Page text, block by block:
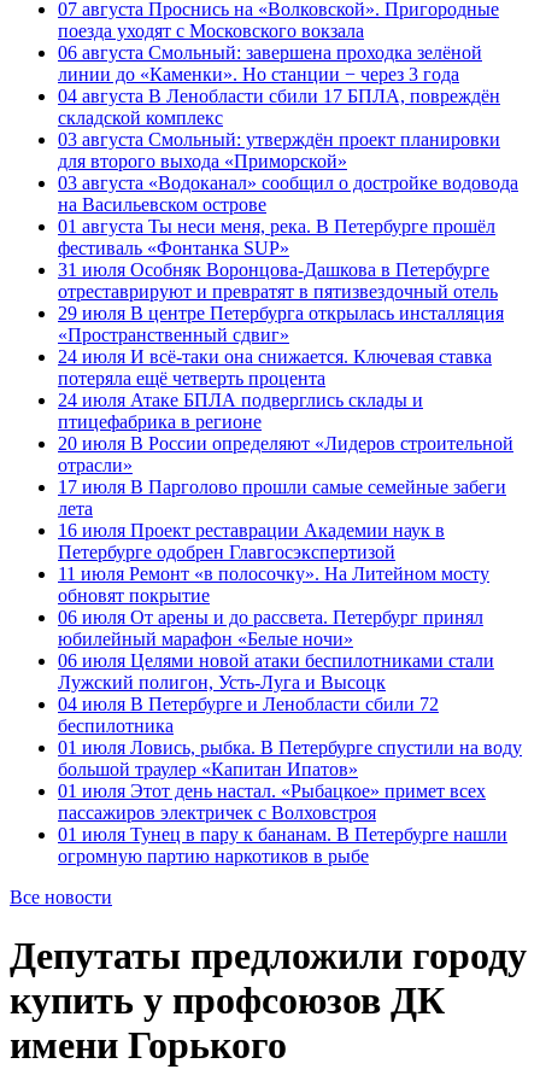
07 августа Проснись на «Волковской». Пригородные
поезда уходят с Московского вокзала
06 августа Смольный: завершена проходка зелёной
линии до «Каменки». Но станции − через 3 года
04 августа В Ленобласти сбили 17 БПЛА, повреждён
складской комплекс
03 августа Смольный: утверждён проект планировки
для второго выхода «Приморской»
03 августа «Водоканал» сообщил о достройке водовода
на Васильевском острове
01 августа Ты неси меня, река. В Петербурге прошёл
фестиваль «Фонтанка SUP»
31 июля Особняк Воронцова-Дашкова в Петербурге
отреставрируют и превратят в пятизвездочный отель
29 июля В центре Петербурга открылась инсталляция
«Пространственный сдвиг»
24 июля И всё-таки она снижается. Ключевая ставка
потеряла ещё четверть процента
24 июля Атаке БПЛА подверглись склады и
птицефабрика в регионе
20 июля В России определяют «Лидеров строительной
отрасли»
17 июля В Парголово прошли самые семейные забеги
лета
16 июля Проект реставрации Академии наук в
Петербурге одобрен Главгосэкспертизой
11 июля Ремонт «в полосочку». На Литейном мосту
обновят покрытие
06 июля От арены и до рассвета. Петербург принял
юбилейный марафон «Белые ночи»
06 июля Целями новой атаки беспилотниками стали
Лужский полигон, Усть-Луга и Высоцк
04 июля В Петербурге и Ленобласти сбили 72
беспилотника
01 июля Ловись, рыбка. В Петербурге спустили на воду
большой траулер «Капитан Ипатов»
01 июля Этот день настал. «Рыбацкое» примет всех
пассажиров электричек с Волховстроя
01 июля Тунец в пару к бананам. В Петербурге нашли
огромную партию наркотиков в рыбе
Все новости
Депутаты предложили городу
купить у профсоюзов ДК
имени Горького